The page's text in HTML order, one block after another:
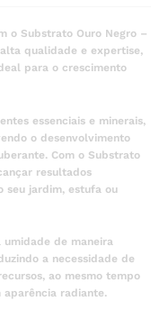
o Substrato Ouro Negro –
qualidade e expertise,
para o crescimento
essenciais e minerais,
o desenvolvimento
Com o Substrato
resultados
seu jardim, estufa ou
umidade de maneira
a necessidade de
ao mesmo tempo
aparência radiante.